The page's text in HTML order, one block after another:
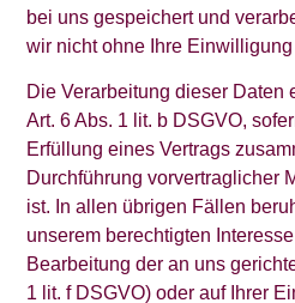
bei uns gespeichert und
wir nicht ohne Ihre Einwilligung
Die Verarbeitung dieser Daten
Art. 6 Abs. 1 lit. b DSGVO,
Erfüllung eines Vertrags
Durchführung vorvertraglicher
ist. In allen übrigen Fällen
unserem berechtigten
Bearbeitung der an uns
1 lit. f DSGVO) oder auf Ihrer